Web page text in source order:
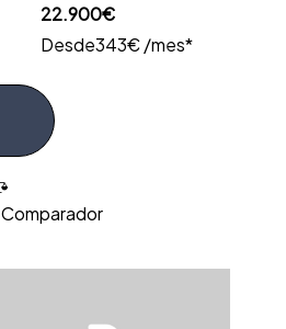
22.900€
Desde343€ /mes*
Comparador